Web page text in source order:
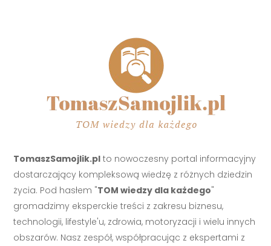
TomaszSamojlik.pl to nowoczesny portal informacyjny
dostarczający kompleksową wiedzę z różnych dziedzin
życia. Pod hasłem "TOM wiedzy dla każdego"
gromadzimy eksperckie treści z zakresu biznesu,
technologii, lifestyle'u, zdrowia, motoryzacji i wielu innych
obszarów. Nasz zespół, współpracując z ekspertami z